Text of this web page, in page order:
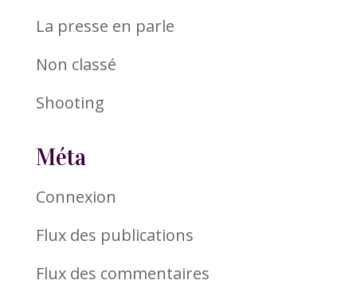
La presse en parle
Non classé
Shooting
Méta
Connexion
Flux des publications
Flux des commentaires